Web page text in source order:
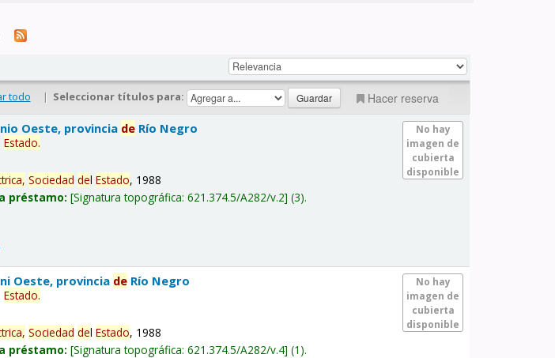
todo | Seleccionar títulos para: Hacer reserva
No hay
imagen de
cubierta
disponible
Oeste, provincia de Río Negro
lEstado.
Sociedad delEstado, 1988
préstamo: Signatura topográfica:621.374.5/A282/v.2 (3).
No hay
imagen de
cubierta
disponible
Oeste, provincia de Río Negro
lEstado.
Sociedad delEstado, 1988
préstamo: Signatura topográfica:621.374.5/A282/v.4 (1).